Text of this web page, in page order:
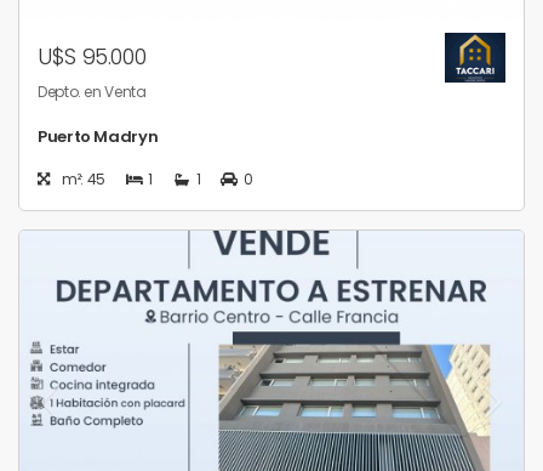
U$S 95.000
Depto. en Venta
Puerto Madryn
m²: 45 1 1 0